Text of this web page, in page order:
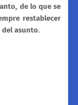
de lo que se
restablecer
del asunto.